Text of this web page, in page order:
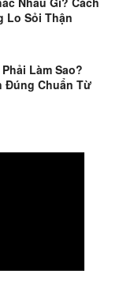
Lo Sỏi Thận
Làm Sao?
Đúng Chuẩn Từ